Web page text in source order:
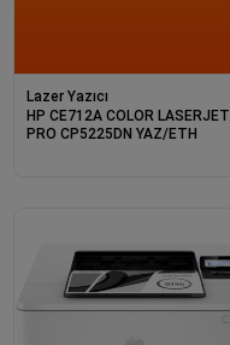
Lazer Yazıcı
HP CE712A COLOR LASERJET
PRO CP5225DN YAZ/ETH